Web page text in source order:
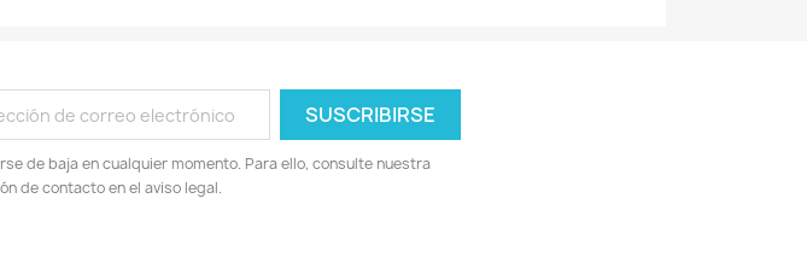
de baja en cualquier momento. Para ello, consulte nuestra
de contacto en el aviso legal.